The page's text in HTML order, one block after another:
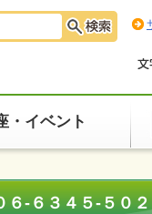
・イベント
３４５‐５０２